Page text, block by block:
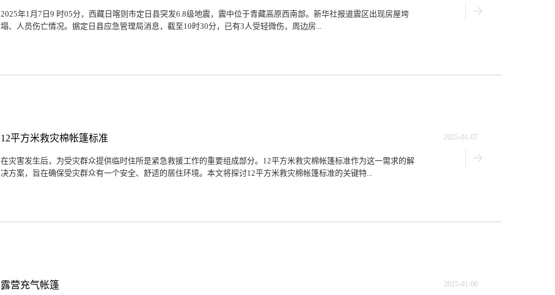
2025年1月7日9 时05分，西藏日喀则市定日县突发6.8级地震，震中位于青藏高原西南部。新华社报道震区出现房屋垮
塌、人员伤亡情况。据定日县应急管理局消息，截至10时30分，已有3人受轻微伤，周边房...
12平方米救灾棉帐篷标准 2025-01-07
在灾害发生后，为受灾群众提供临时住所是紧急救援工作的重要组成部分。12平方米救灾棉帐篷标准作为这一需求的解
决方案，旨在确保受灾群众有一个安全、舒适的居住环境。本文将探讨12平方米救灾棉帐篷标准的关键特...
露营充气帐篷 2025-01-06